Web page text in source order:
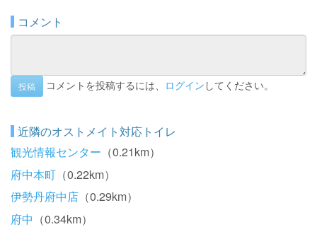
コメント
投稿 コメントを投稿するには、 ログイン してください。
近隣のオストメイト対応トイレ
観光情報センター （0.21km）
府中本町 （0.22km）
伊勢丹府中店 （0.29km）
府中 （0.34km）